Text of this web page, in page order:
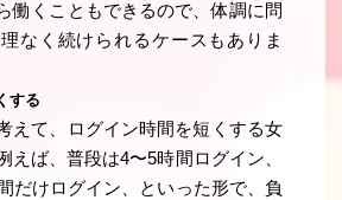
働くこともできるので、体調に問
なく続けられるケースもありま
する
えて、ログイン時間を短くする女
えば、普段は4〜5時間ログイン、
だけログイン、といった形で、負